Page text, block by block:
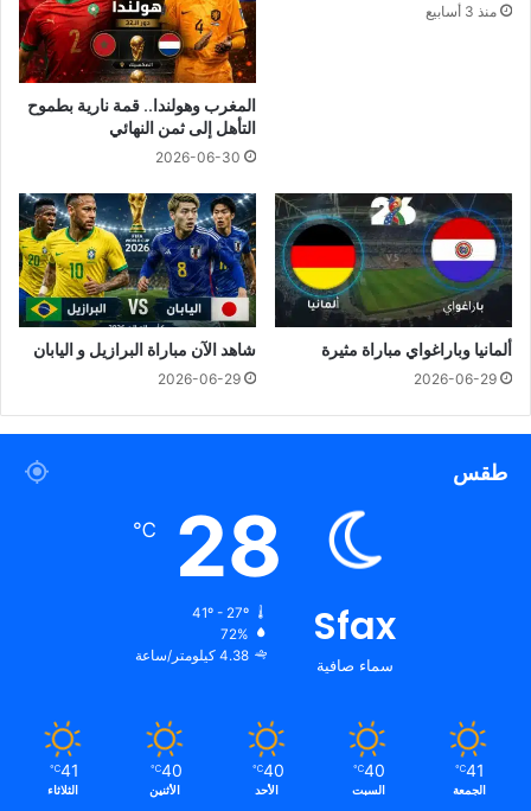
منذ 3 أسابيع
المغرب وهولندا.. قمة نارية بطموح
التأهل إلى ثمن النهائي
2026-06-30
ألمانيا وباراغواي مباراة مثيرة
2026-06-29
شاهد الآن مباراة البرازيل و اليابان
2026-06-29
طقس
Sfax
سماء صافية
28
℃
41º - 27º
72%
4.38 كيلومتر/ساعة
41
℃
الجمعة
40
℃
السبت
40
℃
الأحد
40
℃
الأثنين
41
℃
الثلاثاء